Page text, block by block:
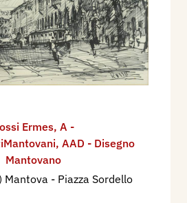
Ermes, A -
, AAD - Disegno
Mantovano
Mantova - Piazza Sordello